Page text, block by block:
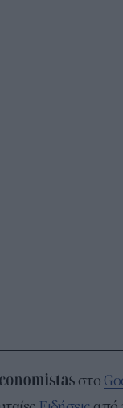
στο